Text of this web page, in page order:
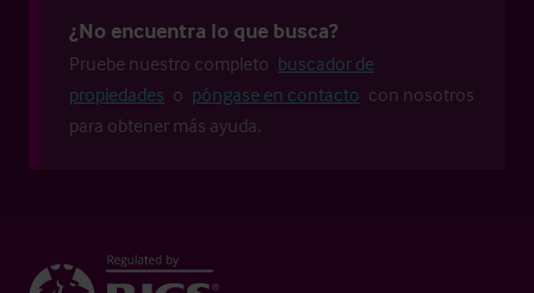
¿No encuentra lo que busca?
Pruebe nuestro completo buscador de
propiedades o póngase en contacto con nosotros
para obtener más ayuda.